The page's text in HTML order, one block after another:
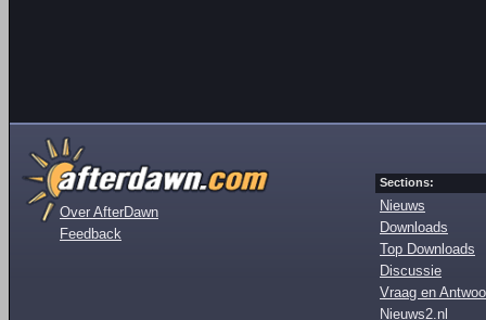
Over AfterDawn
Feedback
Sections:
Nieuws
Downloads
Top Downloads
Discussie
Vraag en
Nieuws2.nl